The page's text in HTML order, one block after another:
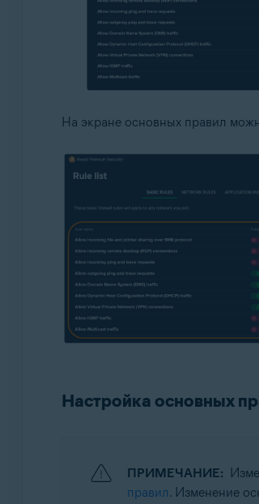
На экране основных правил
Настройка основных
ПРИМЕЧАНИЕ:
правил. Изменение